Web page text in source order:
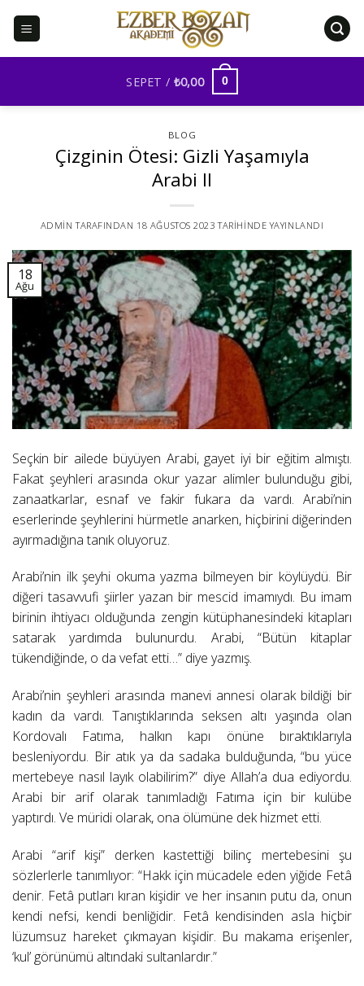
SEPET / ₺0,00 0
BLOG
Çizginin Ötesi: Gizli Yaşamıyla
Arabi II
ADMIN TARAFINDAN 18 AĞUSTOS 2023 TARIHINDE YAYINLANDI
18
Ağu
Seçkin bir ailede büyüyen Arabi, gayet iyi bir eğitim almıştı.
Fakat şeyhleri arasında okur yazar alimler bulunduğu gibi,
zanaatkarlar, esnaf ve fakir fukara da vardı. Arabi’nin
eserlerinde şeyhlerini hürmetle anarken, hiçbirini diğerinden
ayırmadığına tanık oluyoruz.
Arabi’nin ilk şeyhi okuma yazma bilmeyen bir köylüydü. Bir
diğeri tasavvufi şiirler yazan bir mescid imamıydı. Bu imam
birinin ihtiyacı olduğunda zengin kütüphanesindeki kitapları
satarak yardımda bulunurdu. Arabi, “Bütün kitaplar
tükendiğinde, o da vefat etti…” diye yazmış.
Arabi’nin şeyhleri arasında manevi annesi olarak bildiği bir
kadın da vardı. Tanıştıklarında seksen altı yaşında olan
Kordovalı Fatıma, halkın kapı önüne bıraktıklarıyla
besleniyordu. Bir atık ya da sadaka bulduğunda, “bu yüce
mertebeye nasıl layık olabilirim?” diye Allah’a dua ediyordu.
Arabi bir arif olarak tanımladığı Fatıma için bir kulübe
yaptırdı. Ve müridi olarak, ona ölümüne dek hizmet etti.
Arabi “arif kişi” derken kastettiği bilinç mertebesini şu
sözlerlerle tanımlıyor: “Hakk için mücadele eden yiğide Fetâ
denir. Fetâ putları kıran kişidir ve her insanın putu da, onun
kendi nefsi, kendi benliğidir. Fetâ kendisinden asla hiçbir
lüzumsuz hareket çıkmayan kişidir. Bu makama erişenler,
‘kul’ görünümü altındaki sultanlardır.”